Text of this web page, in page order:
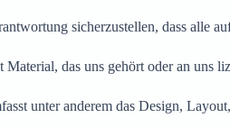
sicherzustellen, dass alle
Material, das uns gehört oder an uns
unter anderem das Design,